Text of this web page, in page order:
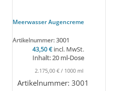
Meerwasser Augencreme
Artikelnummer:3001
43,50€ incl. MwSt.
Inhalt: 20 ml-Dose
2.175,00 €/ 1000 ml
Artikelnummer: 3001